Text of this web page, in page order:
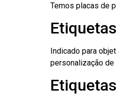
Temos placas de
Indicado para
personalização de